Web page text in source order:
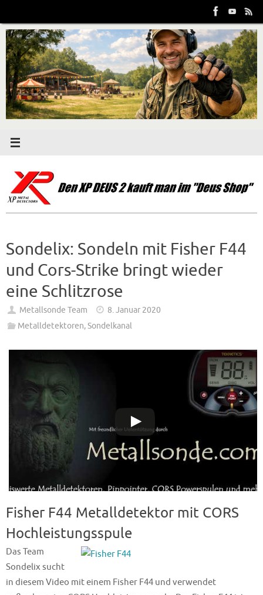
Inhalt
springen
Sondelix: Sondeln mit Fisher F44
und Cors-Strike bringt wieder
eine Schlitzrose
Metallsonde Team
8. Januar 2020
Metalldetektoren,Sondelkanal
Fisher F44 Metalldetektor mit CORS
Hochleistungsspule
Das Team
Sondelix sucht
in diesem Video mit einem Fisher F44 und verwendet